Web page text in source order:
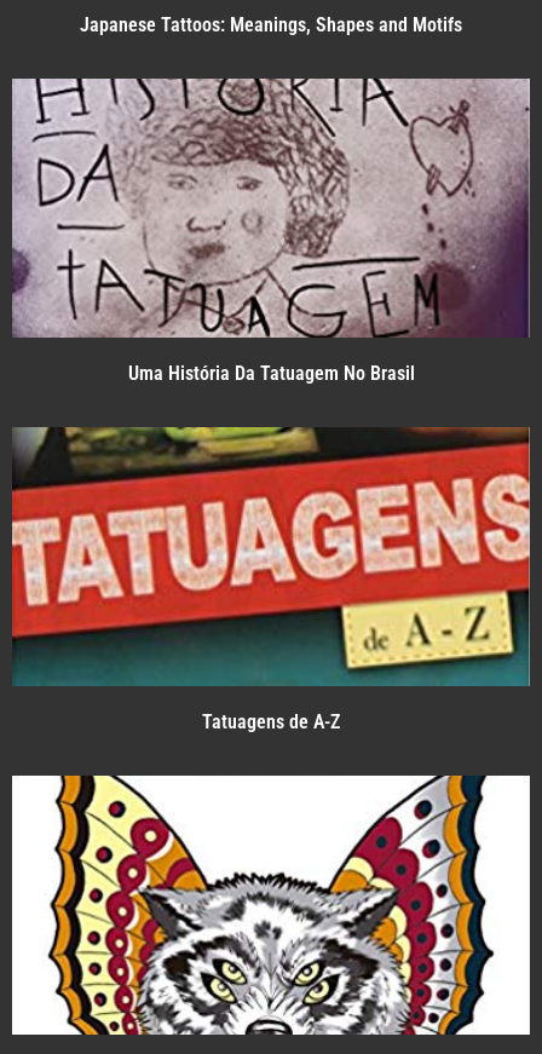
Japanese Tattoos: Meanings, Shapes and Motifs
Uma História Da Tatuagem No Brasil
Tatuagens de A-Z